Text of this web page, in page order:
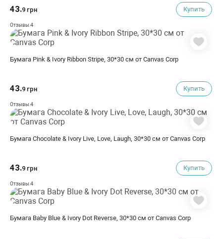
43.9 грн Купить
Отзывы 4
Бумага Pink & Ivory Ribbon Stripe, 30*30 см от Canvas Corp
43.9 грн Купить
Отзывы 4
Бумага Chocolate & Ivory Live, Love, Laugh, 30*30 см от Canvas Corp
43.9 грн Купить
Отзывы 4
Бумага Baby Blue & Ivory Dot Reverse, 30*30 см от Canvas Corp